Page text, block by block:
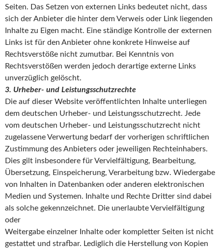
Seiten. Das Setzen von externen Links bedeutet nicht, dass
sich der Anbieter die hinter dem Verweis oder Link liegenden
Inhalte zu Eigen macht. Eine ständige Kontrolle der externen
Links ist für den Anbieter ohne konkrete Hinweise auf
Rechtsverstöße nicht zumutbar. Bei Kenntnis von
Rechtsverstößen werden jedoch derartige externe Links
unverzüglich gelöscht.
3. Urheber- und Leistungsschutzrechte
Die auf dieser Website veröffentlichten Inhalte unterliegen
dem deutschen Urheber- und Leistungsschutzrecht. Jede
vom deutschen Urheber- und Leistungsschutzrecht nicht
zugelassene Verwertung bedarf der vorherigen schriftlichen
Zustimmung des Anbieters oder jeweiligen Rechteinhabers.
Dies gilt insbesondere für Vervielfältigung, Bearbeitung,
Übersetzung, Einspeicherung, Verarbeitung bzw. Wiedergabe
von Inhalten in Datenbanken oder anderen elektronischen
Medien und Systemen. Inhalte und Rechte Dritter sind dabei
als solche gekennzeichnet. Die unerlaubte Vervielfältigung
oder
Weitergabe einzelner Inhalte oder kompletter Seiten ist nicht
gestattet und strafbar. Lediglich die Herstellung von Kopien